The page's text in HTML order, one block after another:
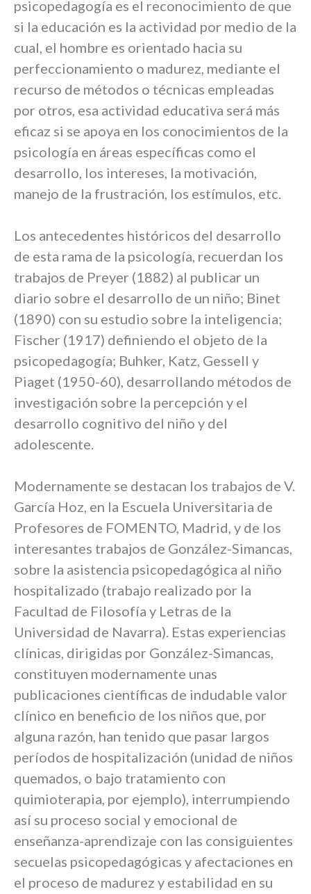
psicopedagogía es el reconocimiento de que
si la educación es la actividad por medio de la
cual, el hombre es orientado hacia su
perfeccionamiento o madurez, mediante el
recurso de métodos o técnicas empleadas
por otros, esa actividad educativa será más
eficaz si se apoya en los conocimientos de la
psicología en áreas específicas como el
desarrollo, los intereses, la motivación,
manejo de la frustración, los estímulos, etc.
Los antecedentes históricos del desarrollo
de esta rama de la psicología, recuerdan los
trabajos de Preyer (1882) al publicar un
diario sobre el desarrollo de un niño; Binet
(1890) con su estudio sobre la inteligencia;
Fischer (1917) definiendo el objeto de la
psicopedagogía; Buhker, Katz, Gessell y
Piaget (1950-60), desarrollando métodos de
investigación sobre la percepción y el
desarrollo cognitivo del niño y del
adolescente.
Modernamente se destacan los trabajos de V.
García Hoz, en la Escuela Universitaria de
Profesores de FOMENTO, Madrid, y de los
interesantes trabajos de González-Simancas,
sobre la asistencia psicopedagógica al niño
hospitalizado (trabajo realizado por la
Facultad de Filosofía y Letras de la
Universidad de Navarra). Estas experiencias
clínicas, dirigidas por González-Simancas,
constituyen modernamente unas
publicaciones científicas de indudable valor
clínico en beneficio de los niños que, por
alguna razón, han tenido que pasar largos
períodos de hospitalización (unidad de niños
quemados, o bajo tratamiento con
quimioterapia, por ejemplo), interrumpiendo
así su proceso social y emocional de
enseñanza-aprendizaje con las consiguientes
secuelas psicopedagógicas y afectaciones en
el proceso de madurez y estabilidad en su